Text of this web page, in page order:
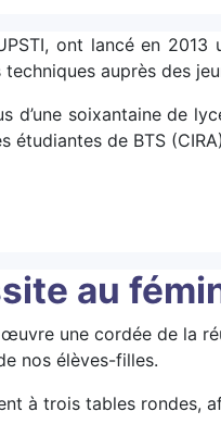
ont lancé en
auprès des
d’une soixantaine de
étudiantes de BTS
au
une cordée de la
nos élèves-filles.
à trois tables rondes,